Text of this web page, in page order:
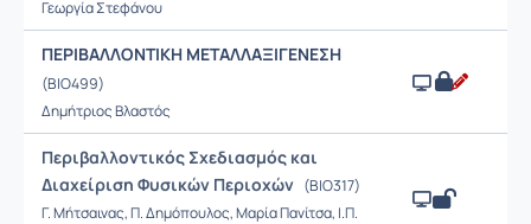
Γεωργία Στεφάνου
ΠΕΡΙΒΑΛΛΟΝΤΙΚΗ ΜΕΤΑΛΛΑΞΙΓΕΝΕΣΗ
(BIO499)
Δημήτριος Βλαστός
Περιβαλλοντικός Σχεδιασμός και
Διαχείριση Φυσικών Περιοχών (BIO317)
Γ. Μήτσαινας, Π. Δημόπουλος, Μαρία Πανίτσα, Ι.Π.